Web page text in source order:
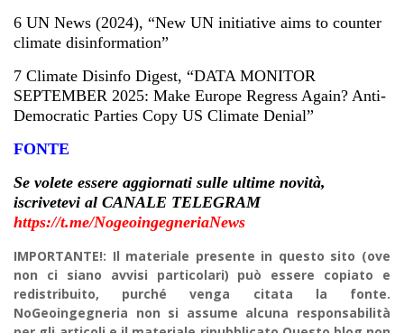
6 UN News (2024), “New UN initiative aims to counter
climate disinformation”
7 Climate Disinfo Digest, “DATA MONITOR
SEPTEMBER 2025: Make Europe Regress Again? Anti-
Democratic Parties Copy US Climate Denial”
FONTE
Se volete essere aggiornati sulle ultime novità,
iscrivetevi al CANALE TELEGRAM
https://t.me/NogeoingegneriaNews
IMPORTANTE!: Il materiale presente in questo sito (ove
non ci siano avvisi particolari) può essere copiato e
redistribuito, purché venga citata la fonte.
NoGeoingegneria non si assume alcuna responsabilità